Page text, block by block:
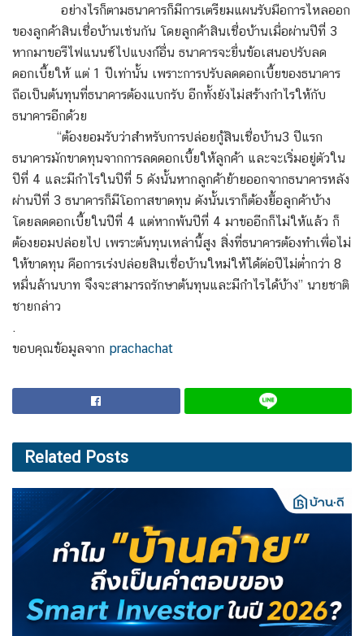
อย่างไรก็ตามธนาคารก็มีการเตรียมแผนรับมือการไหลออก
ของลูกค้าสินเชื่อบ้านเช่นกัน โดยลูกค้าสินเชื่อบ้านเมื่อผ่านปีที่ 3
หากมาขอรีไฟแนนซ์ไปแบงก์อื่น ธนาคารจะยื่นข้อเสนอปรับลด
ดอกเบี้ยให้ แต่ 1 ปีเท่านั้น เพราะการปรับลดดอกเบี้ยของธนาคาร
ถือเป็นต้นทุนที่ธนาคารต้องแบกรับ อีกทั้งยังไม่สร้างกำไรให้กับ
ธนาคารอีกด้วย
“ต้องยอมรับว่าสำหรับการปล่อยกู้สินเชื่อบ้าน3 ปีแรก
ธนาคารมักขาดทุนจากการลดดอกเบี้ยให้ลูกค้า และจะเริ่มอยู่ตัวใน
ปีที่ 4 และมีกำไรในปีที่ 5 ดังนั้นหากลูกค้าย้ายออกจากธนาคารหลัง
ผ่านปีที่ 3 ธนาคารก็มีโอกาสขาดทุน ดังนั้นเราก็ต้องยื้อลูกค้าบ้าง
โดยลดดอกเบี้ยในปีที่ 4 แต่หากพ้นปีที่ 4 มาขออีกก็ไม่ให้แล้ว ก็
ต้องยอมปล่อยไป เพราะต้นทุนเหล่านี้สูง สิ่งที่ธนาคารต้องทำเพื่อไม่
ให้ขาดทุน คือการเร่งปล่อยสินเชื่อบ้านใหม่ให้ได้ต่อปีไม่ต่ำกว่า 8
หมื่นล้านบาท จึงจะสามารถรักษาต้นทุนและมีกำไรได้บ้าง” นายชาติ
ชายกล่าว
.
ขอบคุณข้อมูลจาก prachachat
Related Posts